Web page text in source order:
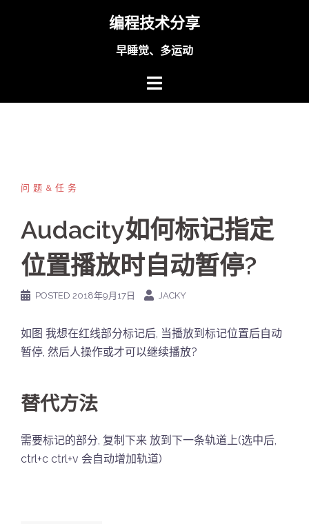
编程技术分享
早睡觉、多运动
问题&任务
Audacity如何标记指定
位置播放时自动暂停?
POSTED 2018年9月17日 JACKY
如图 我想在红线部分标记后, 当播放到标记位置后自动
暂停, 然后人操作或才可以继续播放?
替代方法
需要标记的部分, 复制下来 放到下一条轨道上(选中后,
ctrl+c ctrl+v 会自动增加轨道)